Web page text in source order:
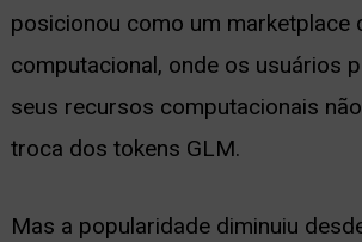
posicionou como um marketplace
computacional, onde os usuários
seus recursos computacionais
troca dos tokens GLM.
Mas a popularidade diminuiu